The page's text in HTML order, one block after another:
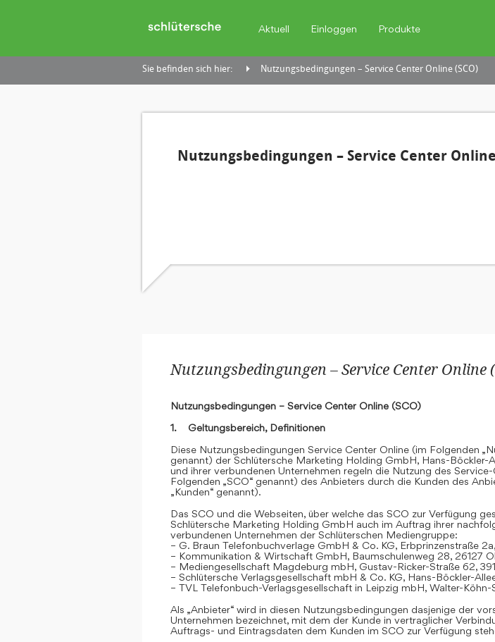
Aktuell Einloggen Produkte
Sie befinden sich hier: Nutzungsbedingungen – Service Center Online (SCO)
Nutzungsbedingungen – Service Center Online
Nutzungsbedingungen – Service Center Online
Nutzungsbedingungen – Service Center Online (SCO)
1. Geltungsbereich, Definitionen
Diese Nutzungsbedingungen Service Center Online (im Folgenden
genannt) der Schlütersche Marketing Holding GmbH, Hans-Böckler-
und ihrer verbundenen Unternehmen regeln die Nutzung des
Folgenden „SCO“ genannt) des Anbieters durch die Kunden des
„Kunden“ genannt).
Das SCO und die Webseiten, über welche das SCO zur Verfügung
Schlütersche Marketing Holding GmbH auch im Auftrag ihrer
verbundenen Unternehmen der Schlüterschen Mediengruppe:
– G. Braun Telefonbuchverlage GmbH & Co. KG, Erbprinzenstraße
– Kommunikation & Wirtschaft GmbH, Baumschulenweg 28, 26127
– Mediengesellschaft Magdeburg mbH, Gustav-Ricker-Straße 62,
– Schlütersche Verlagsgesellschaft mbH & Co. KG, Hans-Böckler-
– TVL Telefonbuch-Verlagsgesellschaft in Leipzig mbH, Walter-
Als „Anbieter“ wird in diesen Nutzungsbedingungen dasjenige der
Unternehmen bezeichnet, mit dem der Kunde in vertraglicher
Auftrags- und Eintragsdaten dem Kunden im SCO zur Verfügung